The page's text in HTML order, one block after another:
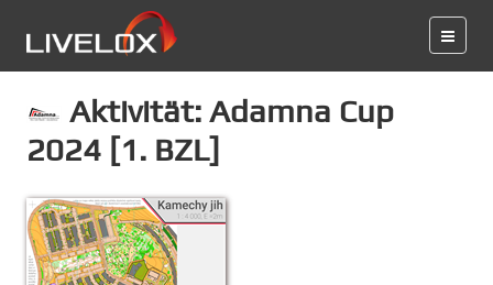
Aktivität: Adamna Cup
2024 [1. BZL]